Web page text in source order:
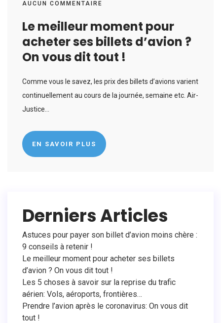
AUCUN COMMENTAIRE
Le meilleur moment pour
acheter ses billets d’avion ?
On vous dit tout !
Comme vous le savez, les prix des billets d’avions varient
continuellement au cours de la journée, semaine etc. Air-
Justice...
EN SAVOIR PLUS
Derniers Articles
Astuces pour payer son billet d’avion moins chère :
9 conseils à retenir !
Le meilleur moment pour acheter ses billets
d’avion ? On vous dit tout !
Les 5 choses à savoir sur la reprise du trafic
aérien: Vols, aéroports, frontières…
Prendre l’avion après le coronavirus: On vous dit
tout !